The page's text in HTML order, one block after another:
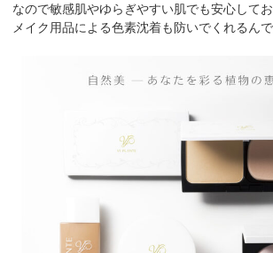
なので敏感肌やゆらぎやすい肌でも安心して
メイク用品による色素沈着も防いでくれるんで